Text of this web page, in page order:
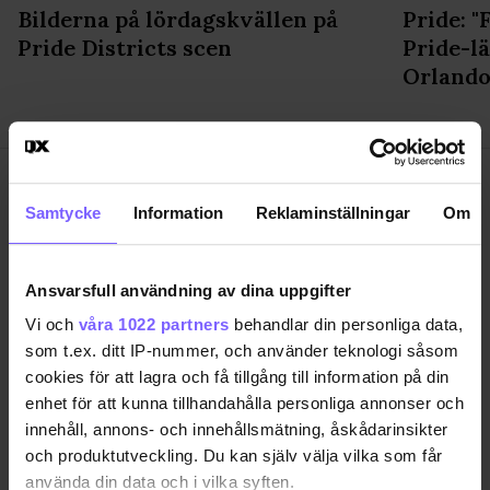
Samtycke Information Reklaminställningar Om
Ansvarsfull användning av dina uppgifter
Vi och våra 1022 partners behandlar din personliga data,
som t.ex. ditt IP-nummer, och använder teknologi såsom
cookies för att lagra och få tillgång till information på din
enhet för att kunna tillhandahålla personliga annonser och
innehåll, annons- och innehållsmätning, åskådarinsikter
och produktutveckling. Du kan själv välja vilka som får
använda din data och i vilka syften.
Bilderna på lördagskvällen på
Pride Districts scen
Pride:
Pride-
Orlando
LIVSSTIL
RESA
QRUISER
VANLIGA FRÅGOR OCH SVAR
TIDNINGSARKIV
HÄR FINNS TIDNINGEN
PRENUMERERA